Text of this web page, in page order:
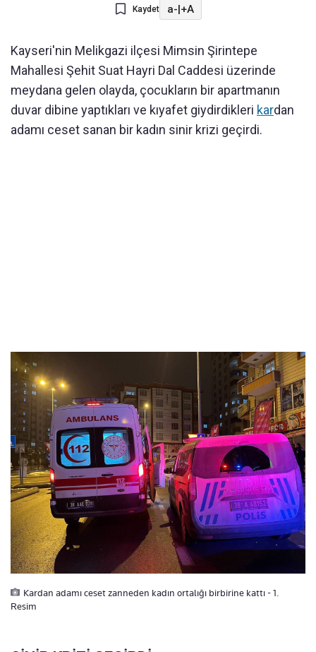
Kaydet a-|+A
Kayseri'nin Melikgazi ilçesi Mimsin Şirintepe
Mahallesi Şehit Suat Hayri Dal Caddesi üzerinde
meydana gelen olayda, çocukların bir apartmanın
duvar dibine yaptıkları ve kıyafet giydirdikleri kardan
adamı ceset sanan bir kadın sinir krizi geçirdi.
Kardan adamı ceset zanneden kadın ortalığı birbirine kattı - 1.
Resim